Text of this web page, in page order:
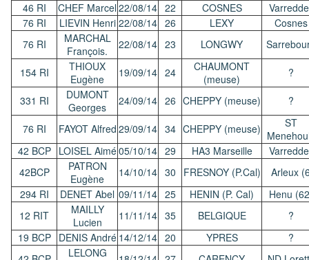
46 RI CHEF Marcel22/08/14 22 COSNES
76 RI
LIEVIN Henri 22/08/14 26 LEXY
Cosnes
76 RI
MARCHAL
François.
22/08/14 23 LONGWY
154 RI
THIOUX
Eugène
19/09/14 24
CHAUMONT
(meuse)
?
331 RI
DUMONT
Georges
24/09/14 26 CHEPPY (meuse) ?
76 RI FAYOT Alfred 29/09/14 34 CHEPPY (meuse)
ST
42 BCP
LOISEL Aimé05/10/14 29 HA3 Marseille
42BCP
PATRON
Eugène
14/10/14 30 FRESNOY (P.Cal)
Arleux
294 RI
DENET Abel 09/11/14 25 HENIN (P. Cal)
Henu
12 RIT
MAILLY
Lucien
11/11/14 35 BELGIQUE
?
19 BCP
DENIS André 14/12/14 20 YPRES
?
LELONG